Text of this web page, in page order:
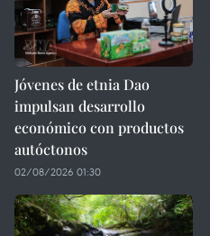
Jóvenes de etnia Dao
impulsan desarrollo
económico con productos
autóctonos
02/08/2026 01:30